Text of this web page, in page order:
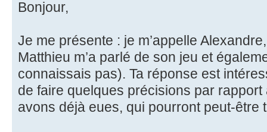
Bonjour,
Je me présente : je m’appelle
Matthieu m’a parlé de son jeu et
connaissais pas). Ta réponse est
de faire quelques précisions par
avons déjà eues, qui pourront peut-être